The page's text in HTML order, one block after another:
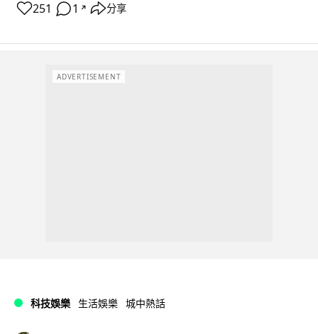
251 1 ↗ 分享
ADVERTISEMENT
科技娛樂 生活娛樂 城中熱話